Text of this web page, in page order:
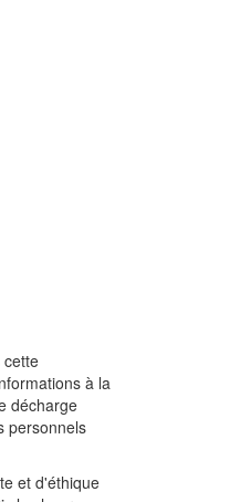
cette
à la
décharge
personnels
et d'éthique